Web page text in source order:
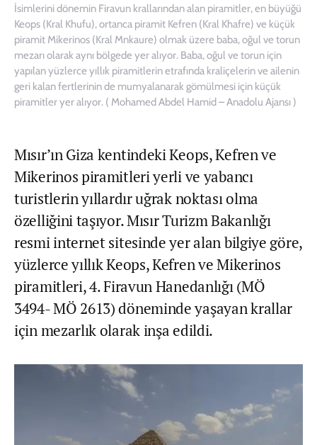
İsimlerini dönemin Firavun krallarından alan piramitler, en büyüğü
Keops (Kral Khufu), ortanca piramit Kefren (Kral Khafre) ve küçük
piramit Mikerinos (Kral Mnkaure) olmak üzere baba, oğul ve torun
mezarı olarak aynı bölgede yer alıyor. Baba, oğul ve torun için
yapılan yüzlerce yıllık piramitlerin etrafında kraliçelerin ve ailenin
geri kalan fertlerinin de mumyalanarak gömülmesi için küçük
piramitler yer alıyor. ( Mohamed Abdel Hamid – Anadolu Ajansı )
Mısır’ın Giza kentindeki Keops, Kefren ve
Mikerinos piramitleri yerli ve yabancı
turistlerin yıllardır uğrak noktası olma
özelliğini taşıyor. Mısır Turizm Bakanlığı
resmi internet sitesinde yer alan bilgiye göre,
yüzlerce yıllık Keops, Kefren ve Mikerinos
piramitleri, 4. Firavun Hanedanlığı (MÖ
3494- MÖ 2613) döneminde yaşayan krallar
için mezarlık olarak inşa edildi.